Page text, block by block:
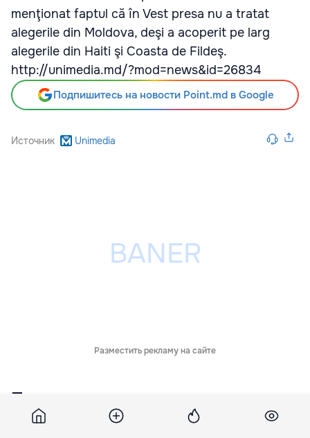
menţionat faptul că în Vest presa nu a tratat
alegerile din Moldova, deşi a acoperit pe larg
alegerile din Haiti şi Coasta de Fildeş.
http://unimedia.md/?mod=news&id=26834
Подпишитесь на новости Point.md в Google
Источник Unimedia
Разместить рекламу на сайте
Похожие новости